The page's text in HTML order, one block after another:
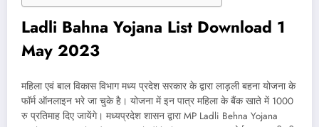
Ladli Bahna Yojana List Download 1
May 2023
महिला एवं बाल विकास विभाग मध्य प्रदेश सरकार के द्वारा लाड़ली बहना योजना के
फॉर्म ऑनलाइन भरे जा चुके है। योजना में इन पात्र महिला के बैंक खाते में 1000
रु प्रतिमाह दिए जायेंगे। मध्यप्रदेश शासन द्वारा MP Ladli Behna Yojana